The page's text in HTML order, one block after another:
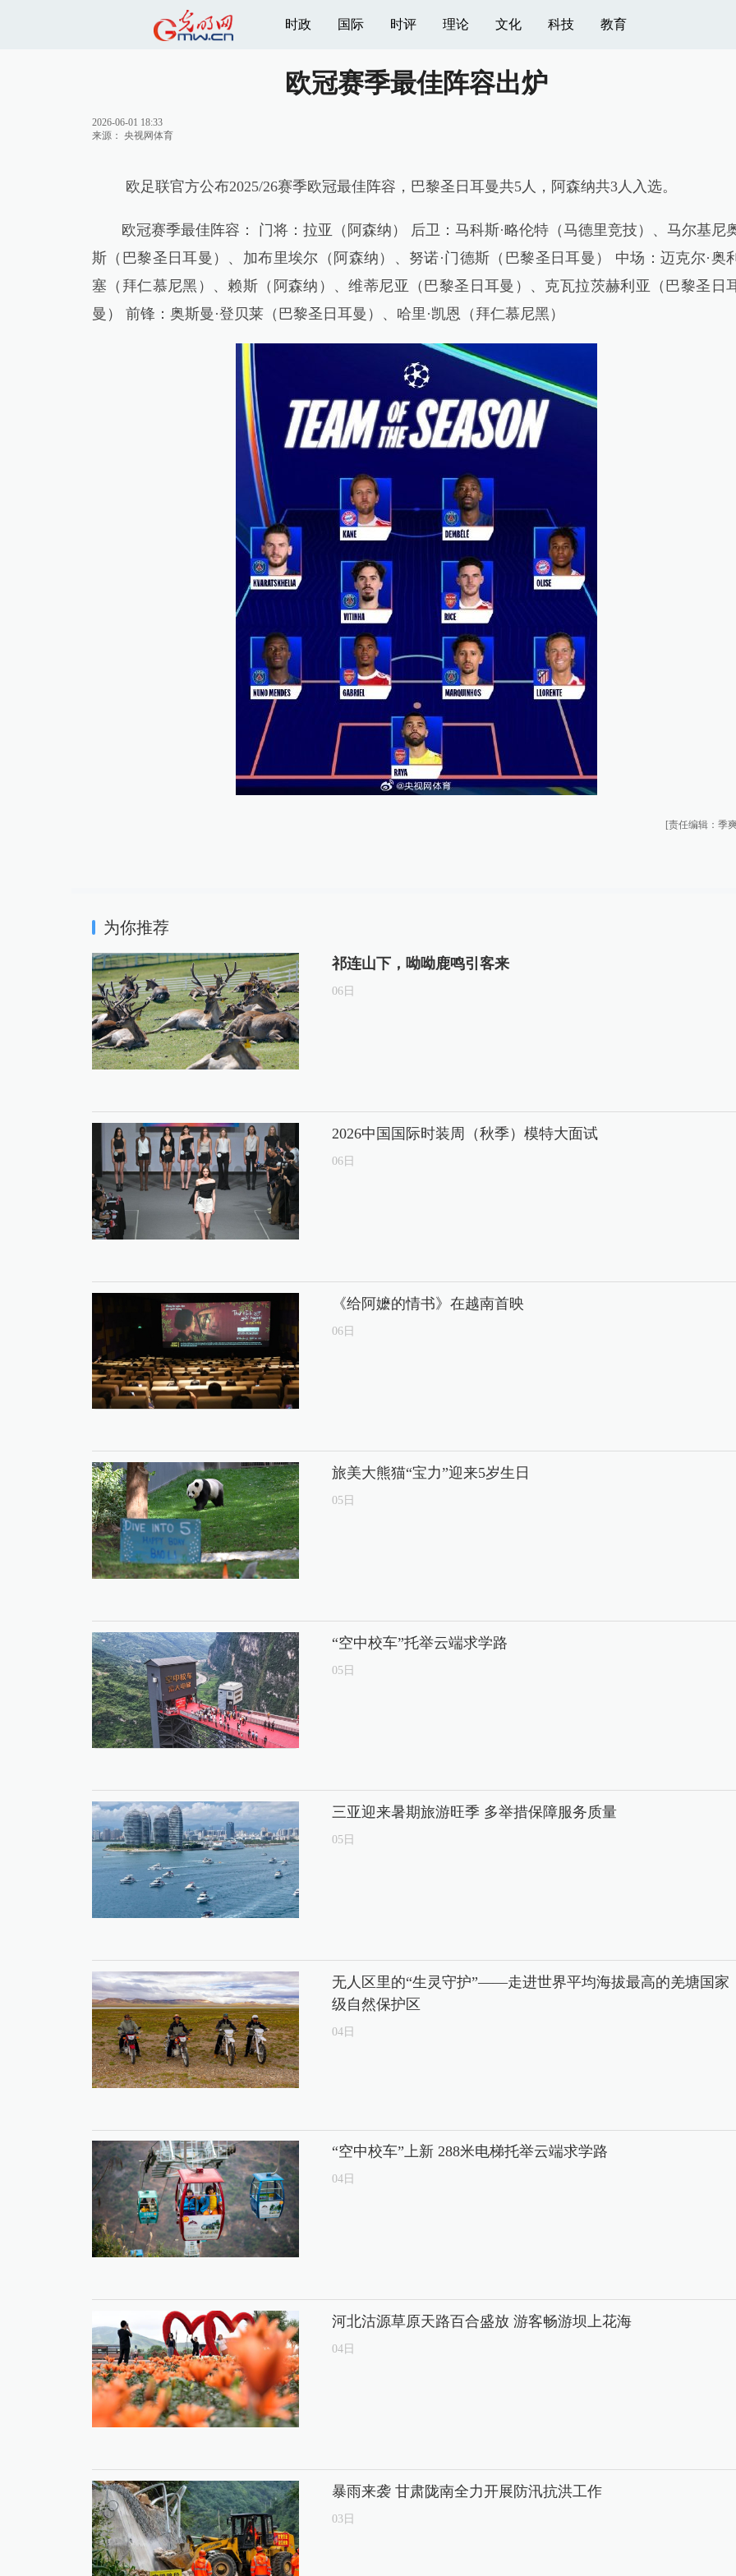
时政 国际 时评 理论 文化 科技 教育
欧冠赛季最佳阵容出炉
2026-06-01 18:33
来源： 央视网体育
欧足联官方公布2025/26赛季欧冠最佳阵容，巴黎圣日耳曼共5人，阿森纳共3人入选。
欧冠赛季最佳阵容： 门将：拉亚（阿森纳） 后卫：马科斯·略伦特（马德里竞技）、马尔基尼
斯（巴黎圣日耳曼）、加布里埃尔（阿森纳）、努诺·门德斯（巴黎圣日耳曼） 中场：迈克尔·奥
塞（拜仁慕尼黑）、赖斯（阿森纳）、维蒂尼亚（巴黎圣日耳曼）、克瓦拉茨赫利亚（巴黎圣日
曼） 前锋：奥斯曼·登贝莱（巴黎圣日耳曼）、哈里·凯恩（拜仁慕尼黑）
[责任编辑：季
为你推荐
祁连山下，呦呦鹿鸣引客来
06日
2026中国国际时装周（秋季）模特大面试
06日
《给阿嬷的情书》在越南首映
06日
旅美大熊猫“宝力”迎来5岁生日
05日
“空中校车”托举云端求学路
05日
三亚迎来暑期旅游旺季 多举措保障服务质量
05日
无人区里的“生灵守护”——走进世界平均海拔最高的羌塘国家
级自然保护区
04日
“空中校车”上新 288米电梯托举云端求学路
04日
河北沽源草原天路百合盛放 游客畅游坝上花海
04日
暴雨来袭 甘肃陇南全力开展防汛抗洪工作
03日